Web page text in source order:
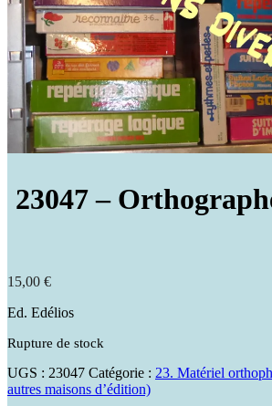
23047 –
15,00 €
Ed. Edélios
Rupture de stock
UGS : 23047 Catégorie : 23. Matériel
autres maisons d’édition)